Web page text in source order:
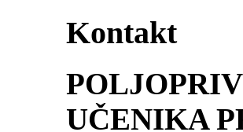
Kontakt
UČENIKA